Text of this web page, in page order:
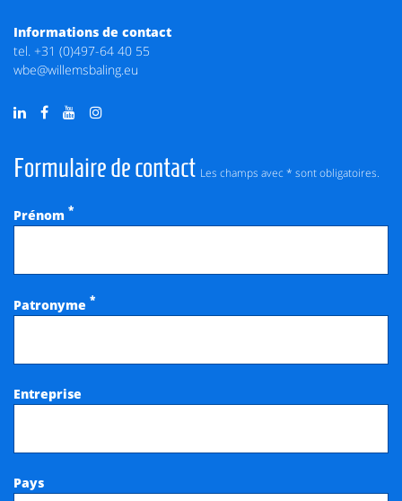
Formulaire de contact Les champs avec * sont obligatoires.
Prénom *
Patronyme *
Entreprise
Pays
Informations de contact
tel. +31 (0)497-64 40 55
wbe@willemsbaling.eu